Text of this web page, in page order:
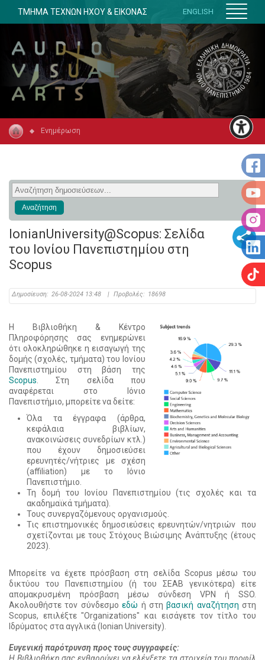
ΤΜΗΜΑ ΤΕΧΝΩΝ ΗΧΟΥ & ΕΙΚΟΝΑΣ ENGLISH
Ενημέρωση
IonianUniversity@Scopus: Σελίδα
του Ιονίου Πανεπιστημίου στη
Scopus
Δημοσίευση: 26-08-2024 13:48 | Προβολές: 18698
Η Βιβλιοθήκη & Κέντρο
Πληροφόρησης σας ενημερώνει
ότι ολοκληρώθηκε η εισαγωγή της
δομής (σχολές, τμήματα) του Ιονίου
Πανεπιστημίου στη βάση της
Scopus . Στη σελίδα που
αναφέρεται στο Ιόνιο
Πανεπιστήμιο, μπορείτε να δείτε:
Όλα τα έγγραφα (άρθρα,
κεφάλαια βιβλίων,
ανακοινώσεις συνεδρίων κτλ.)
που έχουν δημοσιεύσει
ερευνητές/νήτριες με σχέση
(affiliation) με το Ιόνιο
Πανεπιστήμιο.
Τη δομή του Ιονίου Πανεπιστημίου (τις σχολές και τα
ακαδημαϊκά τμήματα).
Τους συνεργαζόμενους οργανισμούς.
Τις επιστημονικές δημοσιεύσεις ερευνητών/νητριών που
σχετίζονται με τους Στόχους Βιώσιμης Ανάπτυξης (έτους
2023).
Μπορείτε να έχετε πρόσβαση στη σελίδα Scopus μέσω του
δικτύου του Πανεπιστημίου (ή του ΣΕΑΒ γενικότερα) είτε
απομακρυσμένη πρόσβαση μέσω σύνδεση VPN ή SSO.
Ακολουθήστε τον σύνδεσμοεδώ ή στηβασική αναζήτηση στη
Scopus, επιλέξτε "Organizations" και εισάγετε τον τίτλο του
Ιδρύματος στα αγγλικά (Ionian University).
Ευγενική παρότρυνση προς τους συγγραφείς: